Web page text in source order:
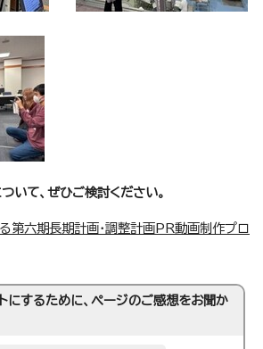
いて、ぜひご検討ください。
第六期長期計画・調整計画PR動画制作プロ
にするために、ページのご感想をお聞か